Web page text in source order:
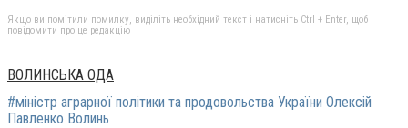
Якщо ви помітили помилку, виділіть необхідний текст і натисніть Ctrl + Enter, щоб
повідомити про це редакцію
ВОЛИНСЬКА ОДА
#міністр аграрної політики та продовольства України Олексій
Павленко Волинь